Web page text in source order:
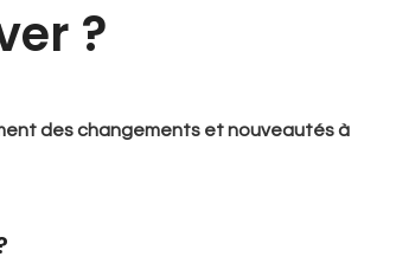
?
des changements et nouveautés à